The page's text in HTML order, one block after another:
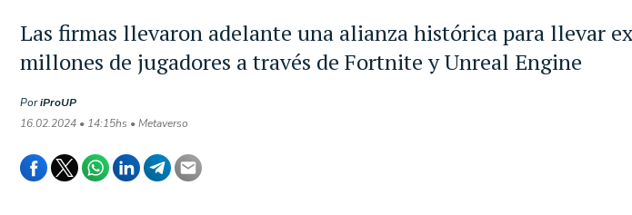
Las firmas llevaron adelante una alianza histórica para llevar
millones de jugadores a través de Fortnite y Unreal Engine
PoriProUP
16.02.2024 • 14:15hs • Metaverso